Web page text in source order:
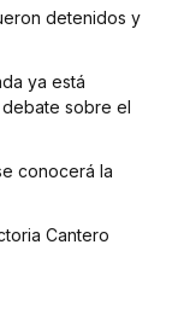
detenidos y
ya está
sobre el
conocerá la
Cantero